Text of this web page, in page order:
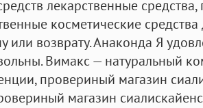
лекарственные
косметические
или возврату. Анаконда Я
Вимакс — натуральный
провериный магазин
магазин